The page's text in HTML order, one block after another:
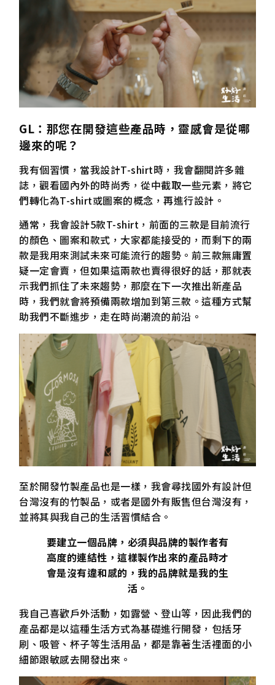
GL ：那您在開發這些產品時，靈感會是從哪
邊來的呢？
我有個習慣，當我設計T-shirt時，我會翻閱許多雜
誌，觀看國內外的時尚秀，從中截取一些元素，將它
們轉化為T-shirt或圖案的概念，再進行設計。
通常，我會設計5款T-shirt，前面的三款是目前流行
的顏色、圖案和款式，大家都能接受的，而剩下的兩
款是我用來測試未來可能流行的趨勢。前三款無庸置
疑一定會賣，但如果這兩款也賣得很好的話，那就表
示我們抓住了未來趨勢，那麼在下一次推出新產品
時，我們就會將預備兩款增加到第三款。這種方式幫
助我們不斷進步，走在時尚潮流的前沿。
至於開發竹製產品也是一樣，我會尋找國外有設計但
台灣沒有的竹製品，或者是國外有販售但台灣沒有，
並將其與我自己的生活習慣結合。
要建立一個品牌，必須與品牌的製作者有
高度的連結性，這樣製作出來的產品時才
會是沒有違和感的，我的品牌就是我的生
活。
我自己喜歡戶外活動，如露營、登山等，因此我們的
產品都是以這種生活方式為基礎進行開發，包括牙
刷、吸管、杯子等生活用品，都是靠著生活裡面的小
細節跟敏感去開發出來。